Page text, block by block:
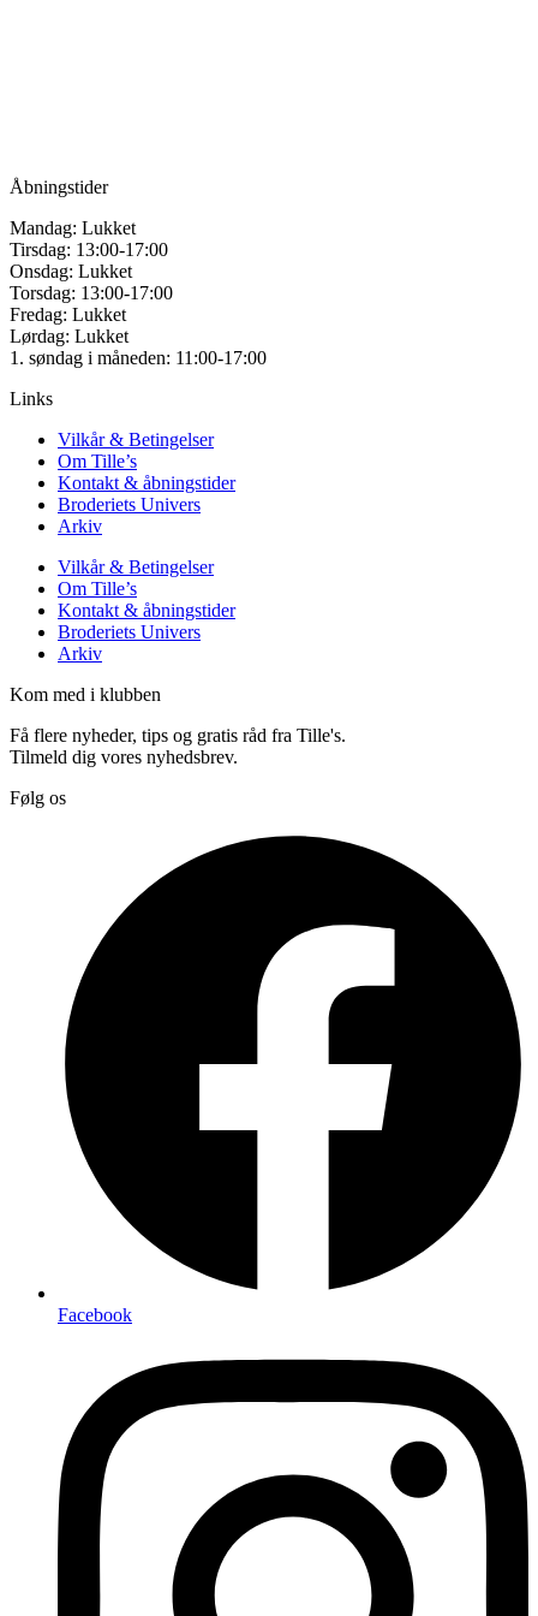
Åbningstider
Mandag: Lukket
Tirsdag: 13:00-17:00
Onsdag: Lukket
Torsdag: 13:00-17:00
Fredag: Lukket
Lørdag: Lukket
1. søndag i måneden: 11:00-17:00
Links
Vilkår & Betingelser
Om Tille’s
Kontakt & åbningstider
Broderiets Univers
Arkiv
Vilkår & Betingelser
Om Tille’s
Kontakt & åbningstider
Broderiets Univers
Arkiv
Kom med i klubben
Få flere nyheder, tips og gratis råd fra Tille's.
Tilmeld dig vores nyhedsbrev.
Følg os
Facebook